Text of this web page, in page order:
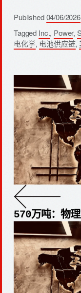
Published04/06/2026
Tagged Inc., Power,
电化学, 电池供应链,
570万吨：物